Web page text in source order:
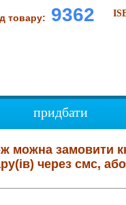
товару: 9362
придбати
можна замовити
через смс,